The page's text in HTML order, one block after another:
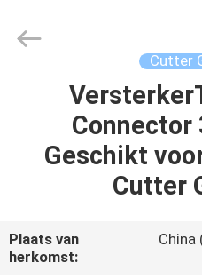
PRODUCTEN
ONS
CO.,LTD.
Cutter
Connector
Geschikt
Cutter
Plaats van
herkomst:
China